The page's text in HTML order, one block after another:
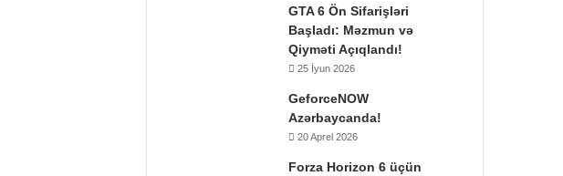
GTA 6 Ön Sifarişləri
Başladı: Məzmun və
Qiyməti Açıqlandı!
25 İyun 2026
GeforceNOW
Azərbaycanda!
20 Aprel 2026
Forza Horizon 6 üçün